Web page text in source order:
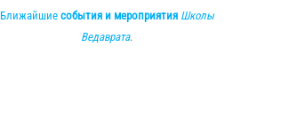
Ближайшие события и мероприятия Школы
Ведаврата.